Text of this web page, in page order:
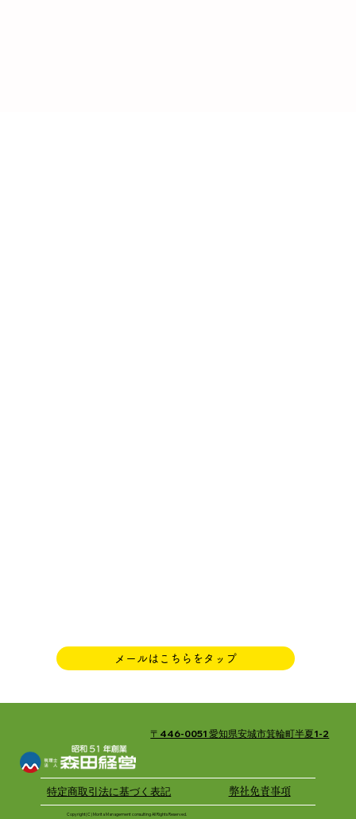
メールはこちらをタップ
Copyright(C) Morita Management consulting All Rights Reserved.
〒446-0051 愛知県安城市箕輪町半夏1-2
特定商取引法に基づく表記 弊社免責事項